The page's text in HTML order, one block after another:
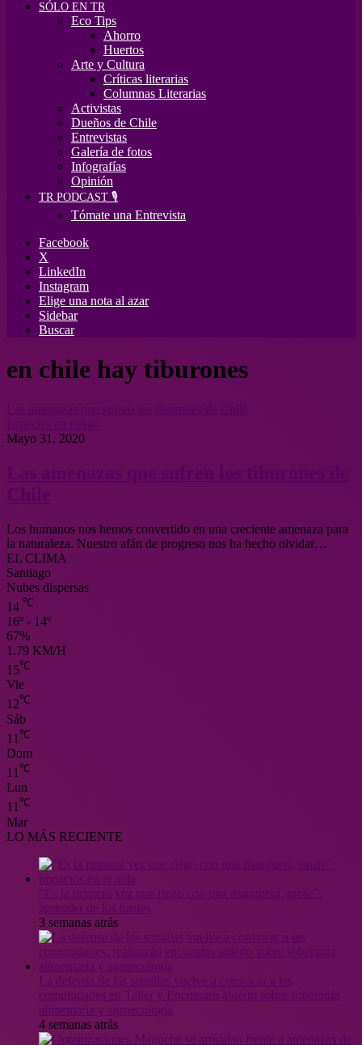
SÓLO EN TR
Eco Tips
Ahorro
Huertos
Arte y Cultura
Críticas literarias
Columnas Literarias
Activistas
Dueños de Chile
Entrevistas
Galería de fotos
Infografías
Opinión
TR PODCAST 🎙️
Tómate una Entrevista
Facebook
X
LinkedIn
Instagram
Elige una nota al azar
Sidebar
Buscar
en chile hay tiburones
Mayo 31, 2020
Los humanos nos hemos convertido en una creciente amenaza para
la naturaleza. Nuestro afán de progreso nos ha hecho olvidar…
EL CLIMA
Santiago
Nubes dispersas
14 ℃
16º - 14º
67%
1.79 KM/H
15℃
Vie
12℃
Sáb
11 ℃
Dom
11 ℃
Lun
11℃
Mar
LO MÁS RECIENTE
3 semanas atrás
4 semanas atrás